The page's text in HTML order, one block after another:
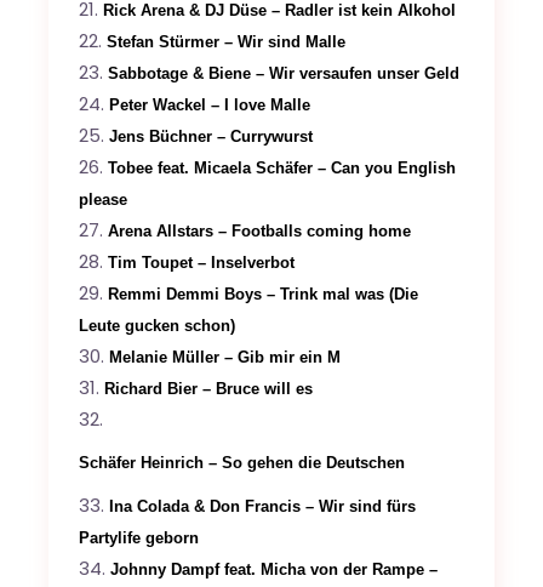
Rick Arena & DJ Düse – Radler ist kein Alkohol
Stefan Stürmer – Wir sind Malle
Sabbotage & Biene – Wir versaufen unser Geld
Peter Wackel – I love Malle
Jens Büchner – Currywurst
Tobee feat. Micaela Schäfer – Can you English
please
Arena Allstars – Footballs coming home
Tim Toupet – Inselverbot
Remmi Demmi Boys – Trink mal was (Die
Leute gucken schon)
Melanie Müller – Gib mir ein M
Richard Bier – Bruce will es
Schäfer Heinrich – So gehen die Deutschen
Ina Colada & Don Francis – Wir sind fürs
Partylife geborn
Johnny Dampf feat. Micha von der Rampe –